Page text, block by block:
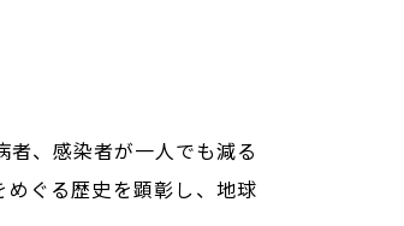
、感染者が一人でも減る
ぐる歴史を顕彰し、地球